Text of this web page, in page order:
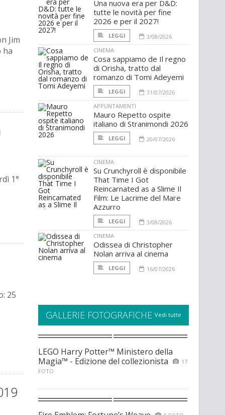
Jim
ha
1°
25
Una nuova era per D&D:
tutte le novità per fine
2026 e per il 2027!
LEGGI
3/08/2026
CINEMA
Cosa sappiamo de Il regno
di Orisha, tratto dal
romanzo di Tomi Adeyemi
LEGGI
31/07/2026
APPUNTAMENTI
Mauro Repetto ospite
italiano di Stranimondi 2026
LEGGI 20/07/2026
CINEMA
Su Crunchyroll è disponibile
That Time I Got
Reincarnated as a Slime Il
Film: Le Lacrime del Mare
Azzurro
LEGGI
3/08/2026
CINEMA
Odissea di Christopher
Nolan arriva al cinema
LEGGI 16/07/2026
GALLERIE FOTOGRAFICHE Vedi tutte
LEGO Harry Potter™ Ministero della
Magia™ - Edizione del collezionista
17
FOTO